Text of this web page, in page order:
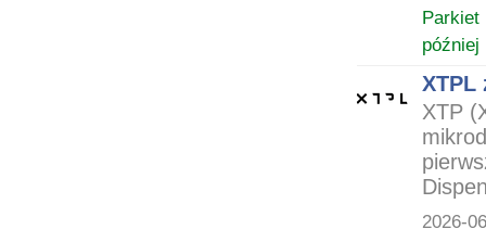
Parkiet
później
XTPL
XTP
2026-